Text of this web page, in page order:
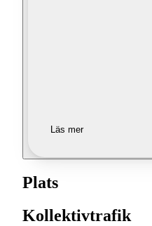
Läs mer
Plats
Kollektivtrafik